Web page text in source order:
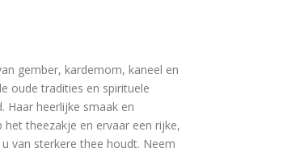
gember, kardemom, kaneel en
oude tradities en spirituele
Haar heerlijke smaak en
theezakje en ervaar een rijke,
van sterkere thee houdt. Neem